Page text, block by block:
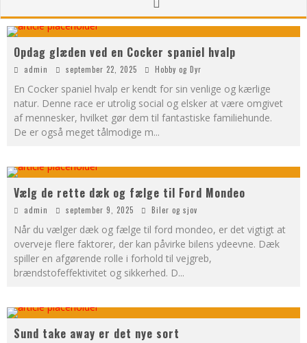
Opdag glæden ved en Cocker spaniel hvalp
admin september 22, 2025 Hobby og Dyr
En Cocker spaniel hvalp er kendt for sin venlige og kærlige
natur. Denne race er utrolig social og elsker at være omgivet
af mennesker, hvilket gør dem til fantastiske familiehunde.
De er også meget tålmodige m...
Vælg de rette dæk og fælge til Ford Mondeo
admin september 9, 2025 Biler og sjov
Når du vælger dæk og fælge til ford mondeo, er det vigtigt at
overveje flere faktorer, der kan påvirke bilens ydeevne. Dæk
spiller en afgørende rolle i forhold til vejgreb,
brændstofeffektivitet og sikkerhed. D...
Sund take away er det nye sort